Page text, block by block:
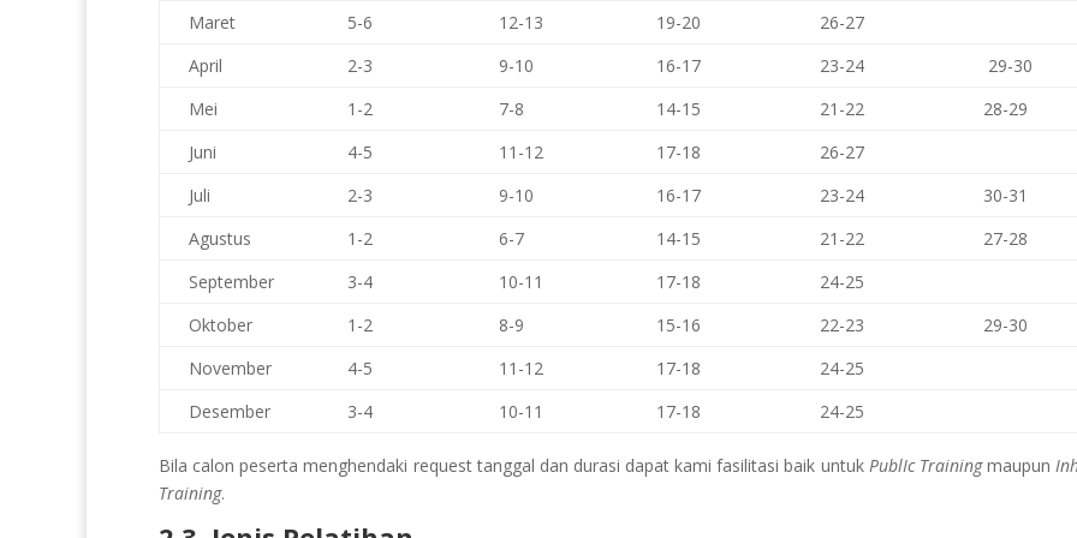
Maret
5-6 12-13 19-20
26-27
April
2-3 9-10 16-17 23-24
29-30
Mei
1-2 7-8 14-15 21-22
28-29
Juni
4-5 11-12 17-18
26-27
Juli
2-3 9-10 16-17 23-24
30-31
Agustus
1-2 6-7 14-15 21-22
27-28
September
3-4 10-11 17-18
24-25
Oktober
1-2 8-9 15-16 22-23
29-30
November
4-5 11-12 17-18
24-25
Desember
3-4 10-11 17-18 24-25
Bila calon peserta menghendaki request tanggal dan durasi dapat kami fasilitasi baik untuk PublIc Trainingmaupun
Training.